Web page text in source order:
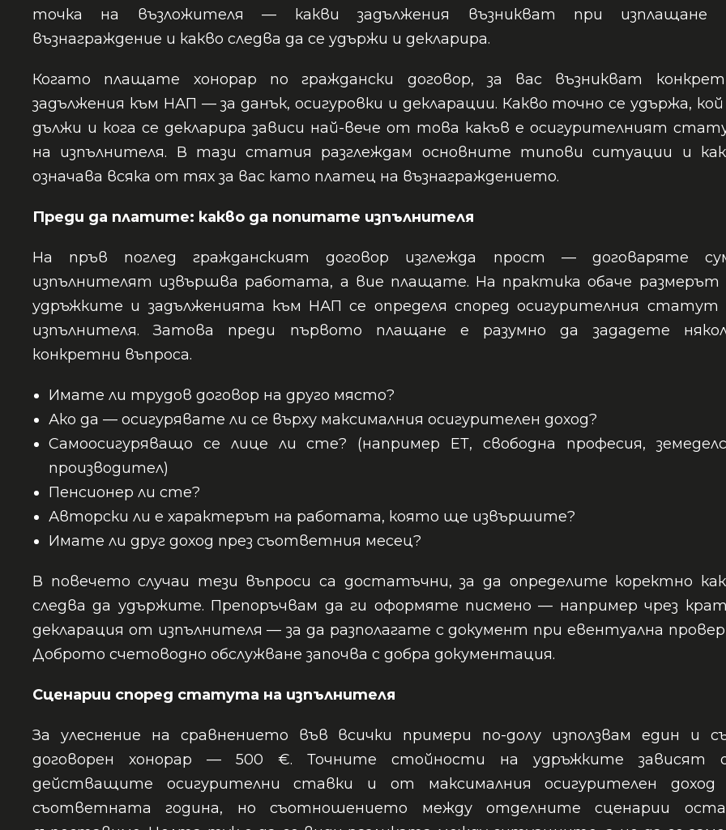
точка на възложителя — какви задължения възникват при изплащане
възнаграждение и какво следва да се удържи и декларира.
Когато плащате хонорар по граждански договор, за вас възникват
задължения към НАП — за данък, осигуровки и декларации. Какво точно се удържа, кой
дължи и кога се декларира зависи най-вече от това какъв е осигурителният
на изпълнителя. В тази статия разглеждам основните типови ситуации и
означава всяка от тях за вас като платец на възнаграждението.
Преди да платите: какво да попитате изпълнителя
На пръв поглед гражданският договор изглежда прост — договаряте
изпълнителят извършва работата, а вие плащате. На практика обаче размерът
удръжките и задълженията към НАП се определя според осигурителния статут
изпълнителя. Затова преди първото плащане е разумно да зададете
конкретни въпроса.
Имате ли трудов договор на друго място?
Ако да — осигурявате ли се върху максималния осигурителен доход?
Самоосигуряващо се лице ли сте? (например ЕТ, свободна професия,
производител)
Пенсионер ли сте?
Авторски ли е характерът на работата, която ще извършите?
Имате ли друг доход през съответния месец?
В повечето случаи тези въпроси са достатъчни, за да определите коректно
следва да удържите. Препоръчвам да ги оформяте писмено — например чрез
декларация от изпълнителя — за да разполагате с документ при евентуална
Доброто счетоводно обслужване започва с добра документация.
Сценарии според статута на изпълнителя
За улеснение на сравнението във всички примери по-долу използвам един и
договорен хонорар — 500 €. Точните стойности на удръжките зависят
действащите осигурителни ставки и от максималния осигурителен доход
съответната година, но съотношението между отделните сценарии